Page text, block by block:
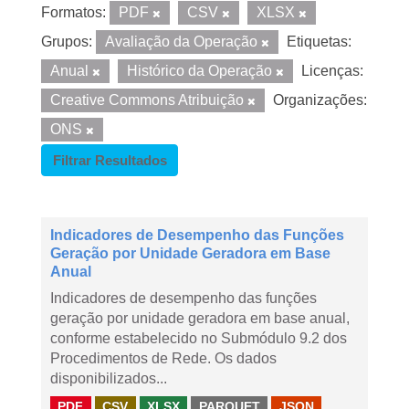
Formatos: PDF CSV
XLSX
Grupos:
Avaliação da Operação
Etiquetas:
Anual
Histórico da Operação
Licenças:
Creative Commons Atribuição
Organizações:
ONS
Filtrar Resultados
Indicadores de Desempenho das Funções
Geração por Unidade Geradora em Base
Anual
Indicadores de desempenho das funções
geração por unidade geradora em base anual,
conforme estabelecido no Submódulo 9.2 dos
Procedimentos de Rede. Os dados
disponibilizados...